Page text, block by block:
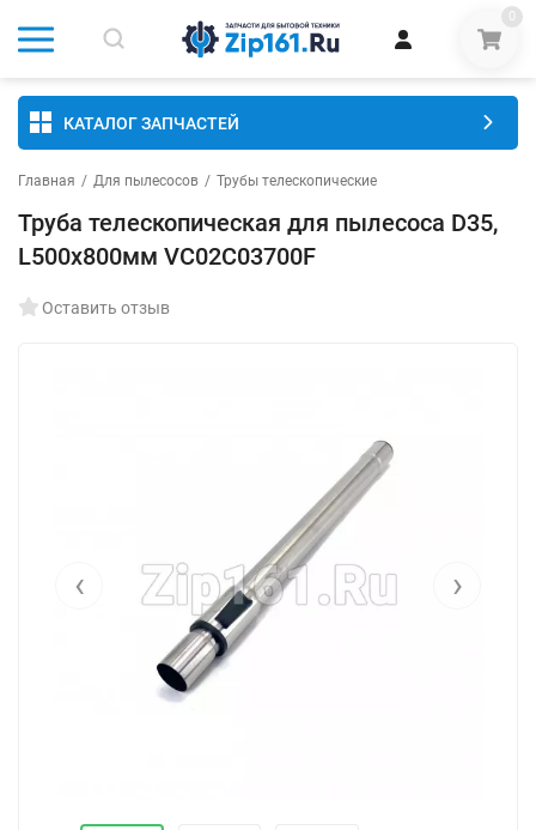
0
КАТАЛОГ ЗАПЧАСТЕЙ
Главная / Для пылесосов / Трубы телескопические
Труба телескопическая для пылесоса D35,
L500x800мм VC02C03700F
Оставить отзыв
‹ ›